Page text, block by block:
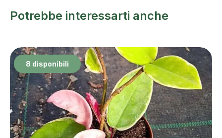
Potrebbe interessarti anche
8 disponibili